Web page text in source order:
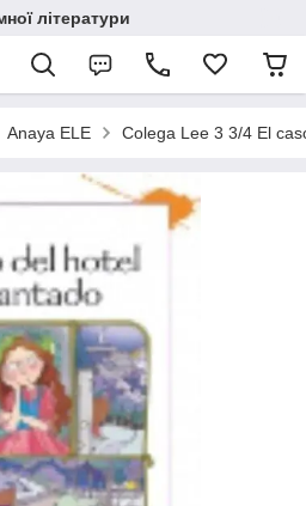
літератури
Anaya ELE Colega Lee 3 3/4 El